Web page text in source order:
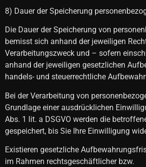
8) Dauer der Speicherung
Die Dauer der Speicherung von
bemisst sich anhand der jeweiligen
Verarbeitungszweck und – sofern
anhand der jeweiligen gesetzlichen
handels- und steuerrechtliche
Bei der Verarbeitung von
Grundlage einer ausdrücklichen
Abs. 1 lit. a DSGVO werden die
gespeichert, bis Sie Ihre Einwilligung
Existieren gesetzliche
im Rahmen rechtsgeschäftlicher bzw.